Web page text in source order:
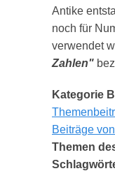
Antike
noch für
verwendet
Zahlen"
Kategorie
Beiträge
Themen